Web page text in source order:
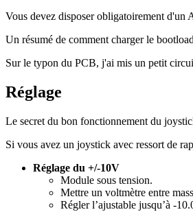
Vous devez disposer obligatoirement
Un résumé de comment charger le
Sur le typon du PCB, j'ai mis un petit
Réglage
Le secret du bon fonctionnement du
Si vous avez un joystick avec ressort de
Réglage du +/-10V
Module sous tension.
Mettre un voltmètre entre
Régler l’ajustable jusqu’à -